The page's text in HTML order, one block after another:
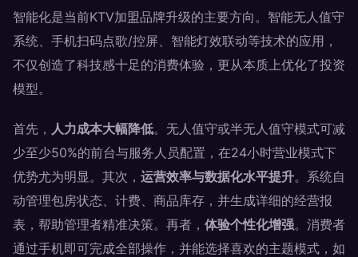
智能化是当前KTV加盟品牌升级的主要方向。智能无人值守
系统、手机扫码点歌/控屏、智能灯效联动等技术的应用，
不仅创造了科技感十足的消费体验，更从本质上优化了投资
模型。
首先， 人力成本大幅降低。无人值守或半无人值守模式可减
少至少50%的前台与服务人员配置，在24小时营业模式下
优势尤为明显。其次， 运营效率与数据化水平提升。系统自
动管理包房状态、计费、商品库存，并生成详细的经营报
表，帮助管理者精准决策。再者， 体验个性化增强。消费者
通过手机即可完成全部操作，并能选择喜欢的主题模式，如